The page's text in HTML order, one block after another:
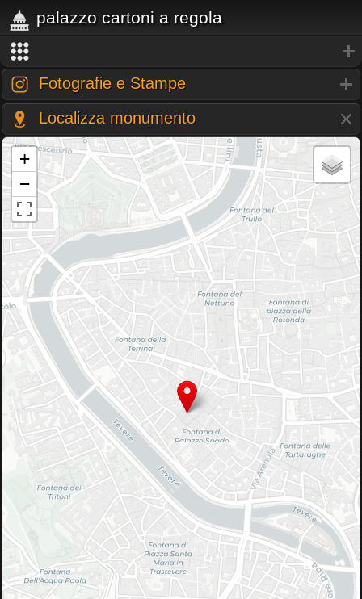
palazzo cartoni a regola
Fotografie e Stampe
Localizza monumento
+
−